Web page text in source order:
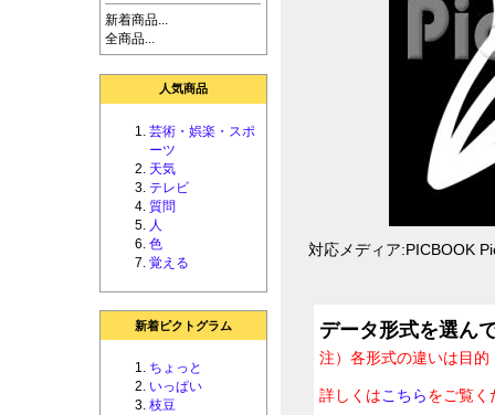
新着商品...
全商品...
人気商品
芸術・娯楽・スポ
ーツ
天気
テレビ
質問
人
色
覚える
新着ピクトグラム
ちょっと
いっぱい
枝豆
対応メディア:PICBOOK
データ形式を選ん
注）各形式の違いは目
詳しくはこちらをご覧く